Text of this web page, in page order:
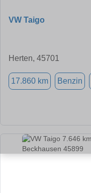
VW Taigo
Herten, 45701
17.860 km Benzin